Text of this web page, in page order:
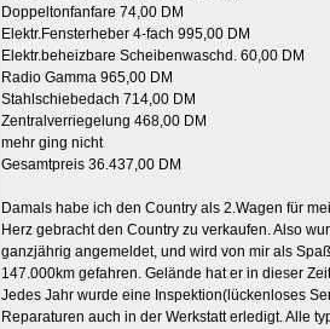
Doppeltonfanfare 74,00 DM
Elektr.Fensterheber 4-fach 995,00 DM
Elektr.beheizbare Scheibenwaschd. 60,00 DM
Radio Gamma 965,00 DM
Stahlschiebedach 714,00 DM
Zentralverriegelung 468,00 DM
mehr ging nicht
Gesamtpreis 36.437,00 DM
Damals habe ich den Country als 2.Wagen für
Herz gebracht den Country zu verkaufen. Also
ganzjährig angemeldet, und wird von mir als
147.000km gefahren. Gelände hat er in dieser
Jedes Jahr wurde eine Inspektion(lückenloses
Reparaturen auch in der Werkstatt erledigt. Alle